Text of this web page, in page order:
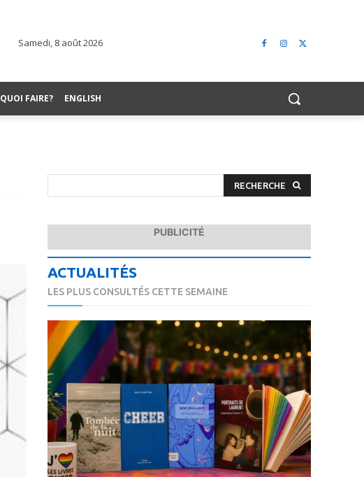
Samedi, 8 août 2026
QUOI FAIRE? ENGLISH
RECHERCHE
PUBLICITÉ
ACTUALITÉS
LES PLUS CONSULTÉS CETTE SEMAINE